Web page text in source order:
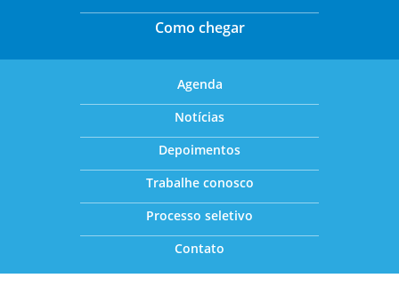
Como chegar
Agenda
Notícias
Depoimentos
Trabalhe conosco
Processo seletivo
Contato